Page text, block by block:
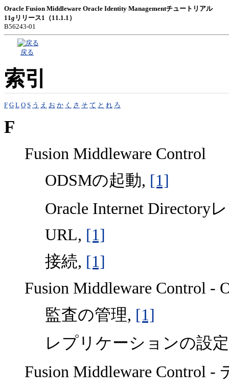
Oracle Fusion Middleware Oracle Identity Managementチュートリアル
11g リリース1（11.1.1）
B56243-01
戻る
索引
F G L O S う え お か く さ そ て と れ ろ
F
Fusion Middleware Control
ODSMの起動, [1]
Oracle Internet Directory
URL, [1]
接続, [1]
Fusion Middleware Control -
監査の管理, [1]
レプリケーションの設
Fusion Middleware Control